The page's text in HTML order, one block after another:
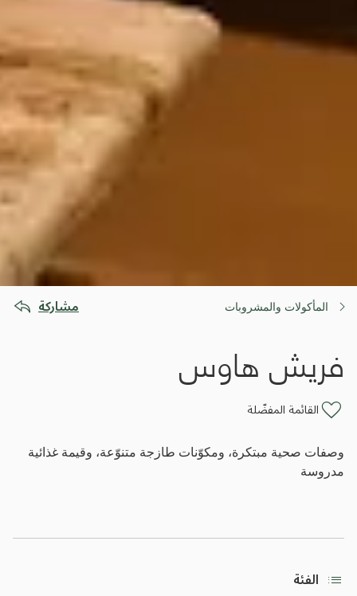
المأكولات والمشروبات مشاركة
فريش هاوس
القائمة المفضّلة
وصفات صحية مبتكرة، ومكوّنات طازجة متنوّعة، وقيمة غذائية
مدروسة
الفئة